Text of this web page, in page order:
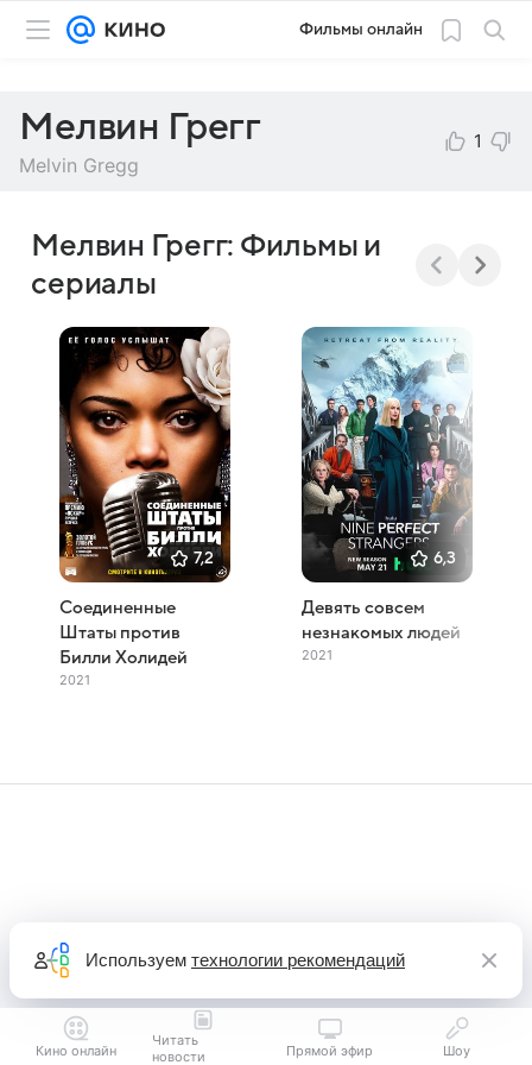
Фильмы онлайн
Мелвин Грегг
Melvin Gregg
1
Мелвин Грегг: Фильмы и
сериалы
7,2
Соединенные
Штаты против
Билли Холидей
2021
6,3
Девять совсем
незнакомых людей
2021
Кино онлайн
Читать
новости
Прямой эфир Шоу
Используем технологии рекомендаций